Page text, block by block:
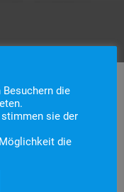
2023 1:35
die
sie der
die